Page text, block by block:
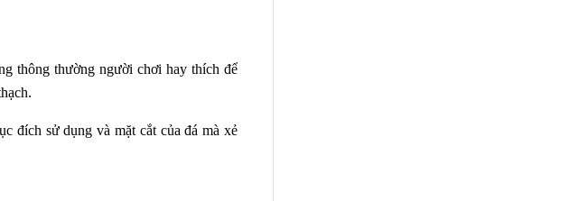
thông thường người chơi hay thích để
đích sử dụng và mặt cắt của đá mà xẻ